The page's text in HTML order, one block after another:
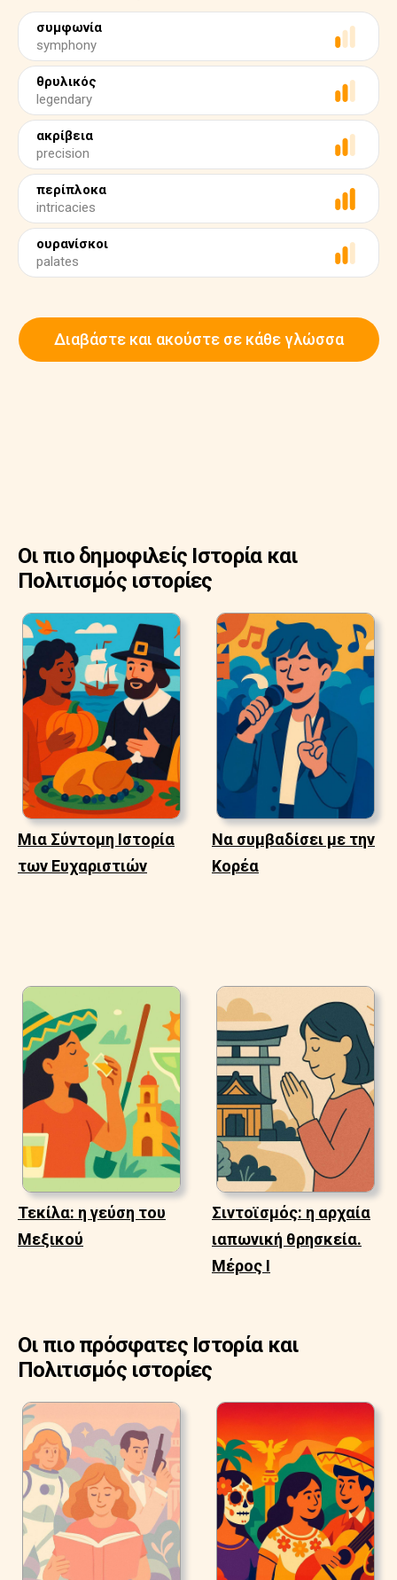
συμφωνία
symphony
θρυλικός
legendary
ακρίβεια
precision
περίπλοκα
intricacies
ουρανίσκοι
palates
Διαβάστε και ακούστε σε κάθε γλώσσα
Οι πιο δημοφιλείς Ιστορία και
Πολιτισμός ιστορίες
Μια Σύντομη Ιστορία
των Ευχαριστιών
Να συμβαδίσει με την
Κορέα
Τεκίλα: η γεύση του
Μεξικού
Σιντοϊσμός: η αρχαία
ιαπωνική θρησκεία.
Μέρος Ι
Οι πιο πρόσφατες Ιστορία και
Πολιτισμός ιστορίες